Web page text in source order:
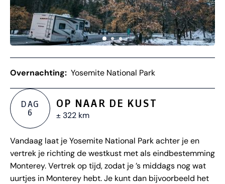
Overnachting: Yosemite National Park
DAG
6
OP NAAR DE KUST
± 322 km
Vandaag laat je Yosemite National Park achter je en
vertrek je richting de westkust met als eindbestemming
Monterey. Vertrek op tijd, zodat je ’s middags nog wat
uurtjes in Monterey hebt. Je kunt dan bijvoorbeeld het